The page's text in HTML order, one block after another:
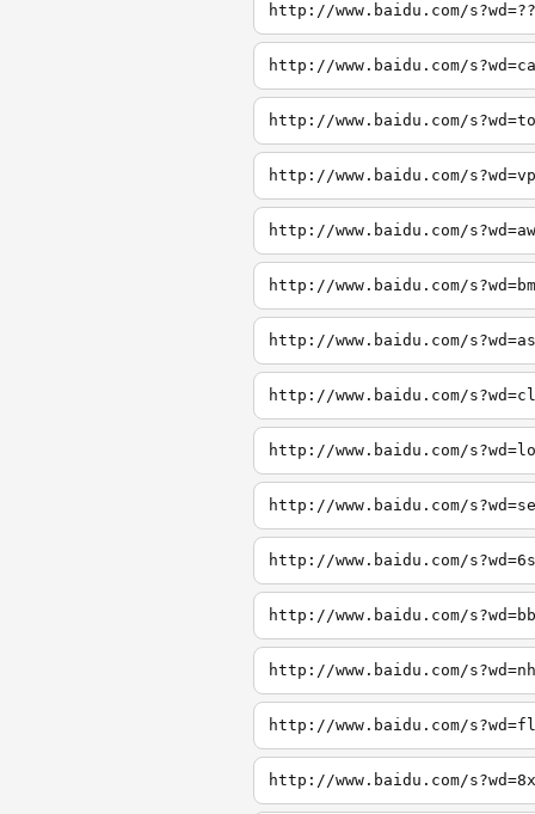
http://www.baidu.com/
http://www.baidu.com/
http://www.baidu.com/
http://www.baidu.com/
http://www.baidu.com/
http://www.baidu.com/
http://www.baidu.com/
http://www.baidu.com/
http://www.baidu.com/
http://www.baidu.com/
http://www.baidu.com/
http://www.baidu.com/
http://www.baidu.com/
http://www.baidu.com/
http://www.baidu.com/